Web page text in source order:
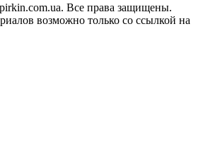
Все права защищены.
возможно только со ссылкой на